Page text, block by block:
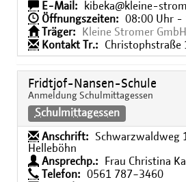
E-Mail:
kibeka@kleine-
Öffnungszeiten:
08:00 Uhr -
Träger:
Kleine Stromer GmbH
Kontakt Tr.:
Christophstraße
Fridtjof-Nansen-Schule
Anmeldung Schulmittagessen
Schulmittagessen
Anschrift:
Schwarzwaldweg
Helleböhn
Ansprechp.:
Frau Christina
Telefon:
0561 787−3460